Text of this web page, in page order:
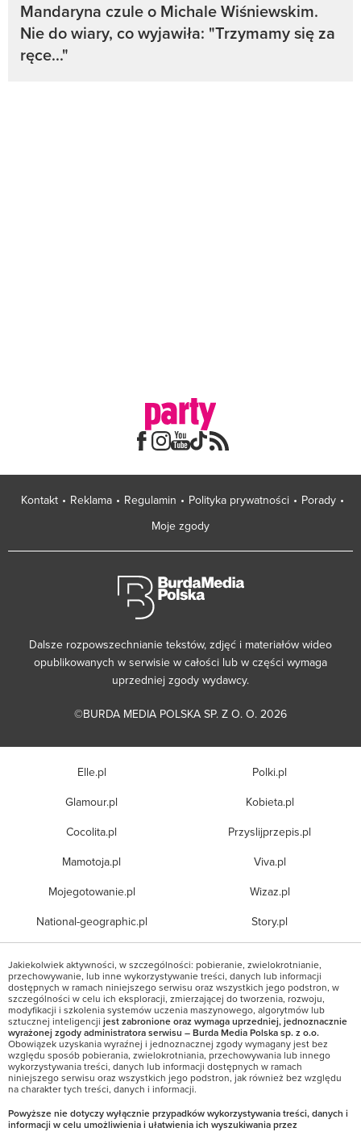
Mandaryna czule o Michale Wiśniewskim.
Nie do wiary, co wyjawiła: "Trzymamy się za
ręce..."
Kontakt Reklama Regulamin Polityka prywatności
Porady
Moje zgody
Dalsze rozpowszechnianie tekstów, zdjęć i materiałów wideo
opublikowanych w serwisie w całości lub w części wymaga
uprzedniej zgody wydawcy.
©BURDA MEDIA POLSKA SP. Z O. O. 2026
Elle.pl
Glamour.pl
Cocolita.pl
Mamotoja.pl
Mojegotowanie.pl
National-geographic.pl
Polki.pl
Kobieta.pl
Przyslijprzepis.pl
Viva.pl
Wizaz.pl
Story.pl
Jakiekolwiek aktywności, w szczególności: pobieranie, zwielokrotnianie,
przechowywanie, lub inne wykorzystywanie treści, danych lub informacji
dostępnych w ramach niniejszego serwisu oraz wszystkich jego podstron, w
szczególności w celu ich eksploracji, zmierzającej do tworzenia, rozwoju,
modyfikacji i szkolenia systemów uczenia maszynowego, algorytmów lub
sztucznej inteligencji jest zabronione oraz wymaga uprzedniej, jednoznacznie
wyrażonej zgody administratora serwisu – Burda Media Polska sp. z o.o.
Obowiązek uzyskania wyraźnej i jednoznacznej zgody wymagany jest bez
względu sposób pobierania, zwielokrotniania, przechowywania lub innego
wykorzystywania treści, danych lub informacji dostępnych w ramach
niniejszego serwisu oraz wszystkich jego podstron, jak również bez względu
na charakter tych treści, danych i informacji.
Powyższe nie dotyczy wyłącznie przypadków wykorzystywania treści, danych i
informacji w celu umożliwienia i ułatwienia ich wyszukiwania przez